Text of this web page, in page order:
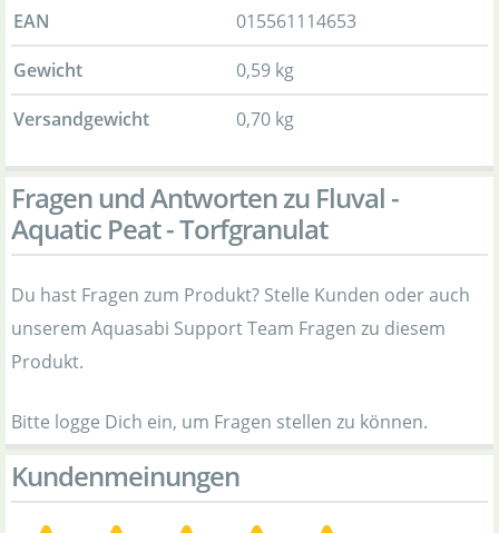
EAN
015561114653
Gewicht
0,59 kg
Versandgewicht
0,70 kg
Fragen und Antworten zu Fluval -
Aquatic Peat - Torfgranulat
Du hast Fragen zum Produkt? Stelle Kunden oder auch
unserem Aquasabi Support Team Fragen zu diesem
Produkt.
Bitte logge Dich ein, um Fragen stellen zu können.
Kundenmeinungen